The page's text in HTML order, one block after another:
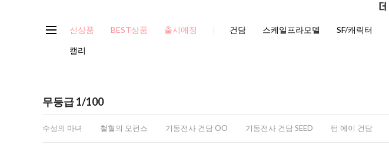
신상품 BEST상품 출시예정 건담 스케일프라모델 SF/캐릭터
캘리
무등급 1/100
수성의 마녀 철혈의 오펀스 기동전사 건담 OO 기동전사 건담 SEED 턴 에이 건담